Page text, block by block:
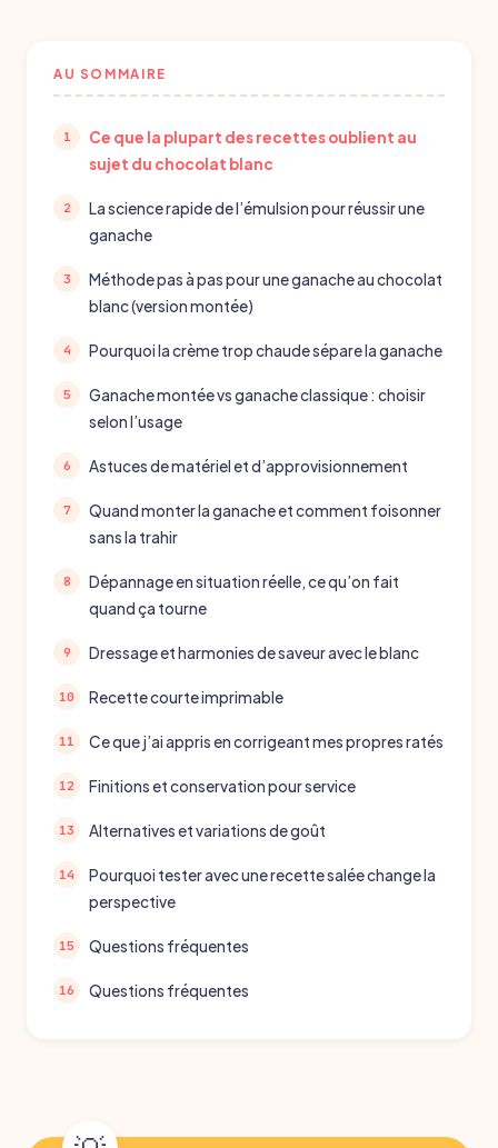
AU SOMMAIRE
Ce que la plupart des recettes oublient au
sujet du chocolat blanc
La science rapide de l’émulsion pour réussir une
ganache
Méthode pas à pas pour une ganache au chocolat
blanc (version montée)
Pourquoi la crème trop chaude sépare la ganache
Ganache montée vs ganache classique : choisir
selon l’usage
Astuces de matériel et d’approvisionnement
Quand monter la ganache et comment foisonner
sans la trahir
Dépannage en situation réelle, ce qu’on fait
quand ça tourne
Dressage et harmonies de saveur avec le blanc
Recette courte imprimable
Ce que j’ai appris en corrigeant mes propres ratés
Finitions et conservation pour service
Alternatives et variations de goût
Pourquoi tester avec une recette salée change la
perspective
Questions fréquentes
Questions fréquentes